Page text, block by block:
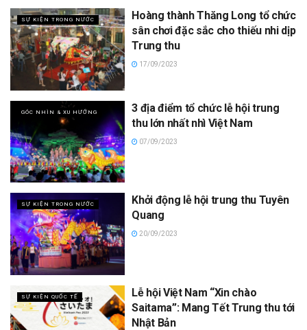
SỰ KIỆN TRONG NƯỚC
Hoàng thành Thăng Long tổ chức
sân chơi đặc sắc cho thiếu nhi dịp
Trung thu
17/09/2023
GÓC NHÌN & XU HƯỚNG
3 địa điểm tổ chức lễ hội trung
thu lớn nhất nhì Việt Nam
07/09/2023
SỰ KIỆN TRONG NƯỚC
Khởi động lễ hội trung thu Tuyên
Quang
20/09/2023
SỰ KIỆN QUỐC TẾ
Lễ hội Việt Nam “Xin chào
Saitama”: Mang Tết Trung thu tới
Nhật Bản